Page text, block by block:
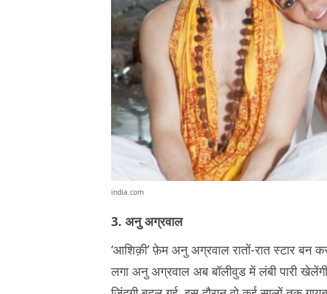
india.com
3. अनु अग्रवाल
‘आशिक़ी’ फ़ेम अनु अग्रवाल रातों-रात स्टार बन
लगा अनु अग्रवाल अब बॉलीवुड में लंबी पारी